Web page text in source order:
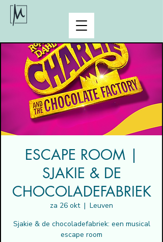
ESCAPE ROOM |
SJAKIE & DE
CHOCOLADEFABRIEK
za 26 okt
  |
Leuven
Sjakie & de chocoladefabriek: een musical
escape room